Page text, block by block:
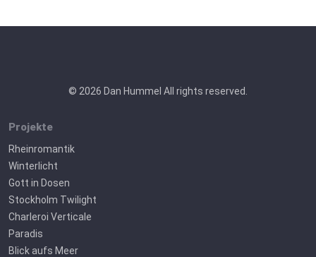
© 2026 Dan Hummel All rights reserved.
Projekte
Rheinromantik
Winterlicht
Gott in Dosen
Stockholm Twilight
Charleroi Verticale
Paradis
Blick aufs Meer